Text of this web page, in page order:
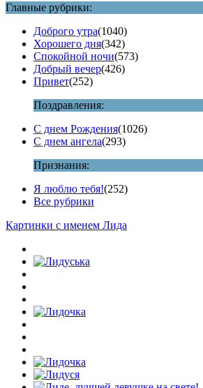
Главные рубрики:
Доброго утра(1040)
Хорошего дня(342)
Спокойной ночи(573)
Добрый вечер(426)
Привет(252)
Поздравления:
С днем Рождения(1026)
С днем ангела(293)
Признания:
Я люблю тебя!(252)
Все рубрики
Картинки с именем Лида